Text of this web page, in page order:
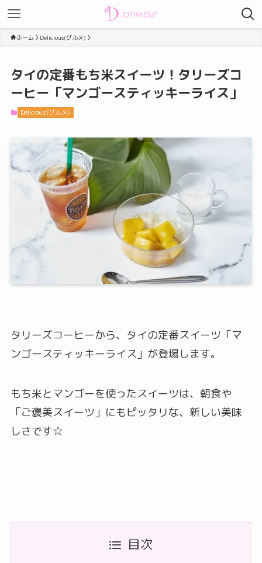
ホーム Delicious(グルメ)
タイの定番もち米スイーツ！タリーズコ
ーヒー「マンゴースティッキーライス」
Delicious(グルメ)
タリーズコーヒーから、タイの定番スイーツ「マ
ンゴースティッキーライス」が登場します。
もち米とマンゴーを使ったスイーツは、朝食や
「ご褒美スイーツ」にもピッタリな、新しい美味
しさです☆
目次